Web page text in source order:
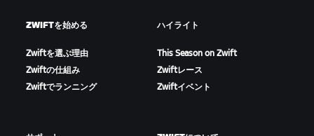
ZWIFTを始める
Zwiftを選ぶ理由
Zwiftの仕組み
Zwiftでランニング
ハイライト
This Season on Zwift
Zwiftレース
Zwiftイベント